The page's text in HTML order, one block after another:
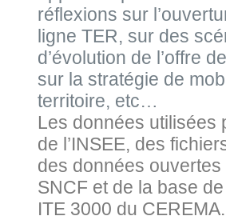
réflexions sur
ligne TER, sur des
d’évolution de l’offre
sur la stratégie de
territoire, etc…
Les données utilisées
de l’INSEE, des
des données ouvertes
SNCF et de la base
ITE 3000 du CEREMA.